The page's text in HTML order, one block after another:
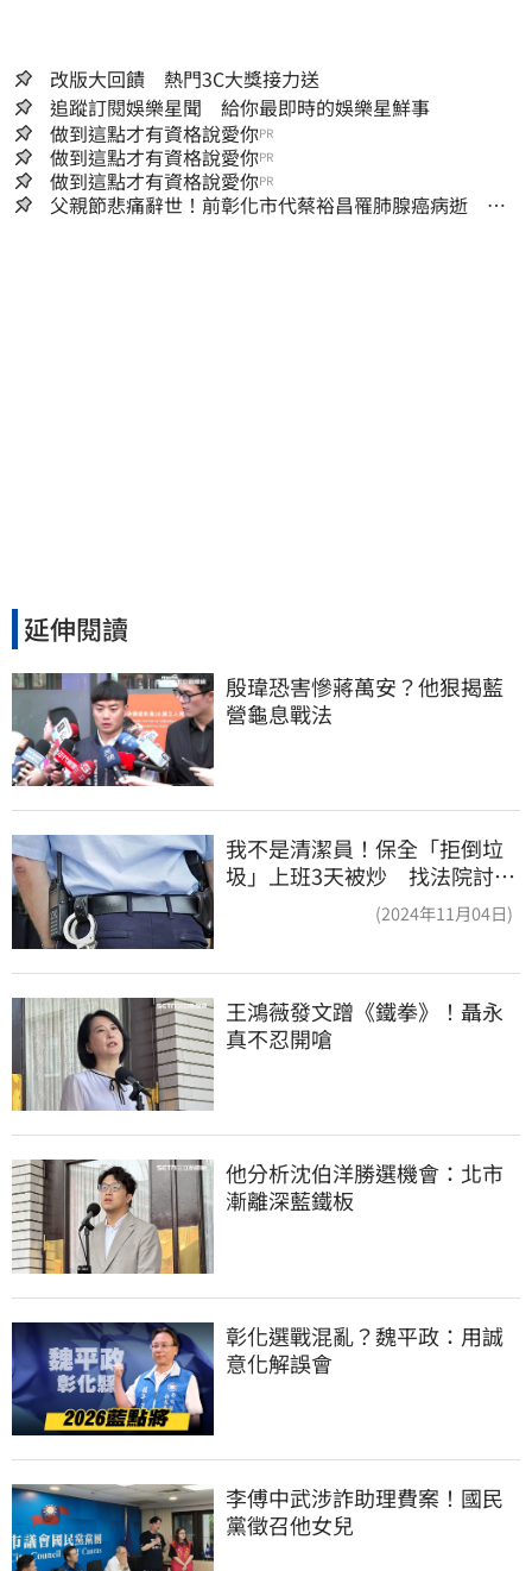
改版大回饋 熱門3C大獎接力送
追蹤訂閱娛樂星聞 給你最即時的娛樂星鮮事
做到這點才有資格說愛你PR
做到這點才有資格說愛你PR
做到這點才有資格說愛你PR
父親節悲痛辭世！前彰化市代蔡裕昌罹肺腺癌病逝 享
延伸閱讀
殷瑋恐害慘蔣萬安？他狠揭藍
營龜息戰法
我不是清潔員！保全「拒倒垃
圾」上班3天被炒 找法院討公
(2024年11月04日)
王鴻薇發文蹭《鐵拳》！聶永
真不忍開嗆
他分析沈伯洋勝選機會：北市
漸離深藍鐵板
彰化選戰混亂？魏平政：用誠
意化解誤會
李傅中武涉詐助理費案！國民
黨徵召他女兒